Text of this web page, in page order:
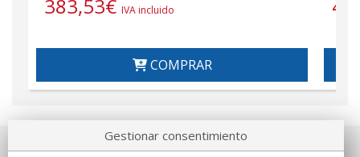
383,53€ IVA incluido
COMPRAR
Gestionar consentimiento